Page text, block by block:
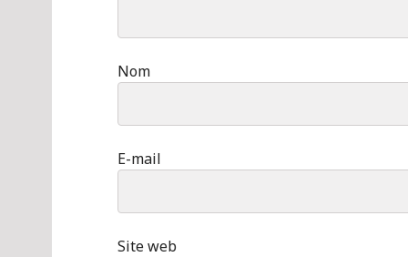
Nom
E-mail
Site web